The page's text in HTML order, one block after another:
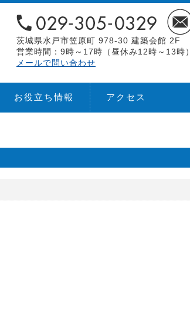
茨城県水戸市笠原町 978-30 建築会館 2F
営業時間：9時～17時（昼休み12時～13時）
メールで問い合わせ
お役立ち情報 アクセス